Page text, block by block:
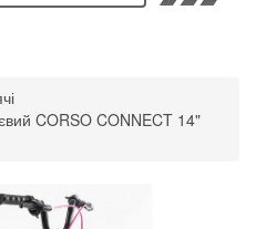
CORSO CONNECT 14"